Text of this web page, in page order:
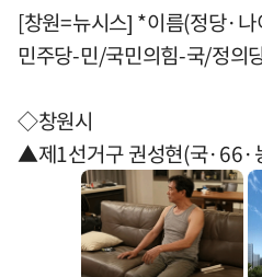
[창원=뉴시스] *이름(정당·
민주당-민/국민의힘-국/정의
◇창원시
▲제1선거구 권성현(국·66·